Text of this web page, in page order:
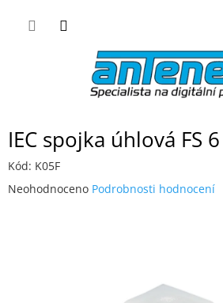
IEC spojka úhlová FS 6
Kód: K05F
Průměrné
Neohodnoceno Podrobnosti hodnocení